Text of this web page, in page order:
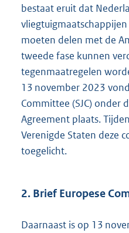
bestaat eruit dat
moeten delen met de
tweede fase kunnen
tegenmaatregelen
13 november 2023
Committee (SJC) onder
Agreement plaats.
Verenigde Staten deze
toegelicht.
2. Brief Europese
Daarnaast is op 13